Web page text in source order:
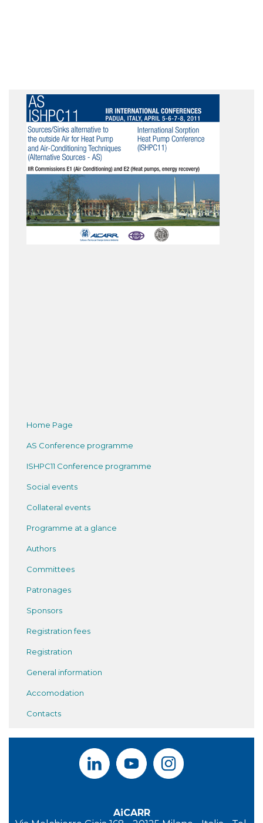
Home Page
AS Conference programme
ISHPC11 Conference programme
Social events
Collateral events
Programme at a glance
Authors
Committees
Patronages
Sponsors
Registration fees
Registration
General information
Accomodation
Contacts
AiCARR